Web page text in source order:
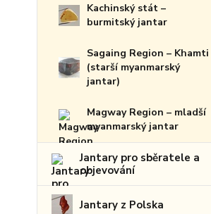
Kachinský stát –
burmitský jantar
Sagaing Region – Khamti
(starší myanmarský
jantar)
Magway Region – mladší
myanmarský jantar
Jantary pro sběratele a
objevování
Jantary z Polska